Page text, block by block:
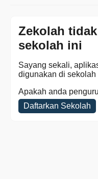
Zekolah
sekolah ini
Sayang sekali,
digunakan di sekolah
Apakah anda
Daftarkan Sekolah